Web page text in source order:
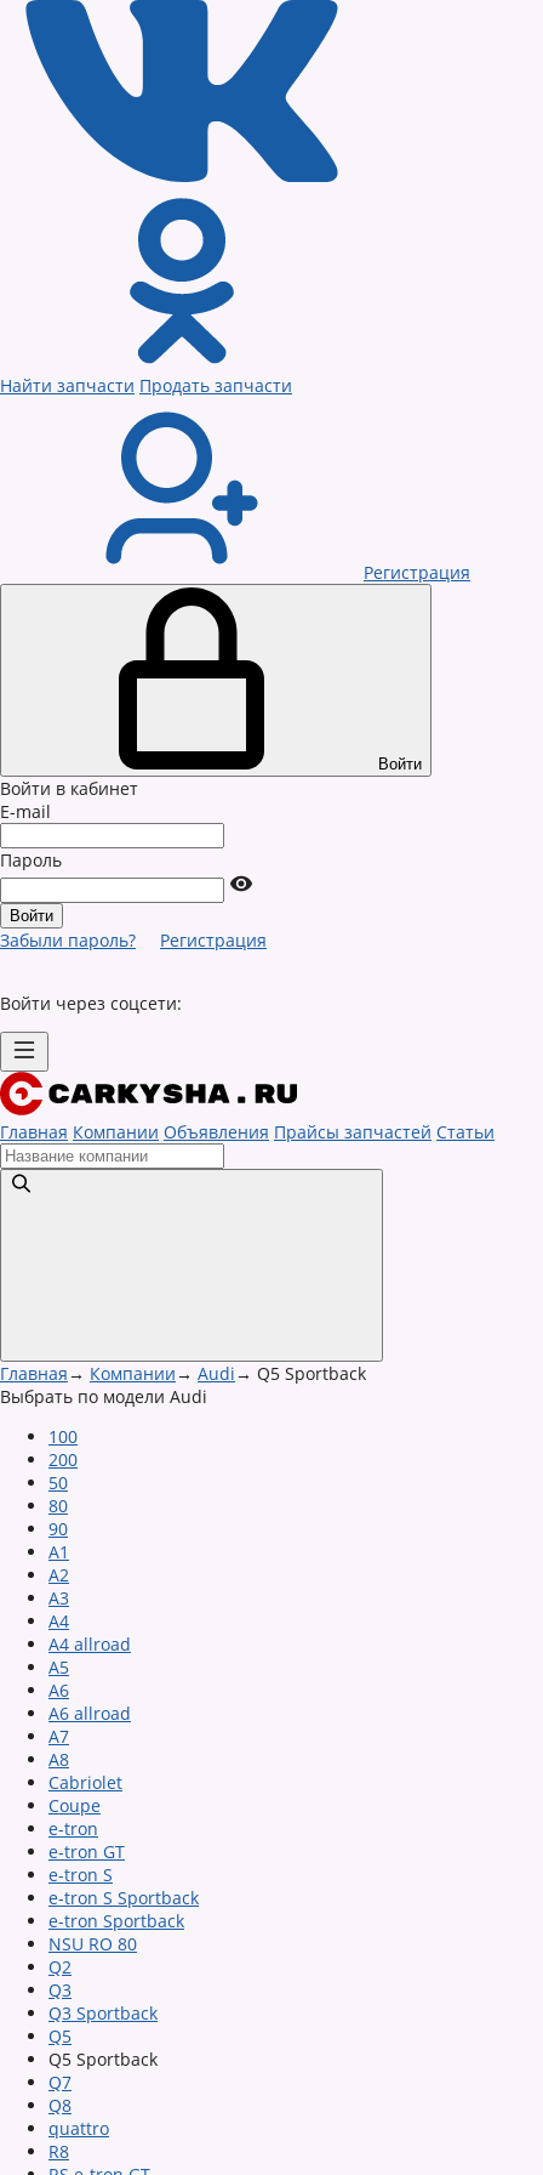
Найти запчасти Продать запчасти
Регистрация
Войти
Войти в кабинет
E-mail
Пароль
Забыли пароль? Регистрация
Войти через соцсети:
Главная Компании Объявления Прайсы запчастей Статьи
Главная→ Компании→ Audi→ Q5 Sportback
Выбрать по модели Audi
100
200
50
80
90
A1
A2
A3
A4
A4 allroad
A5
A6
A6 allroad
A7
A8
Cabriolet
Coupe
e-tron
e-tron GT
e-tron S
e-tron S Sportback
e-tron Sportback
NSU RO 80
Q2
Q3
Q3 Sportback
Q5
Q5 Sportback
Q7
Q8
quattro
R8